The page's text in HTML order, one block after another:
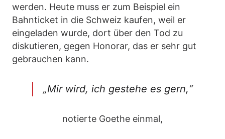
werden. Heute muss er zum Beispiel ein
Bahnticket in die Schweiz kaufen, weil er
eingeladen wurde, dort über den Tod zu
diskutieren, gegen Honorar, das er sehr gut
gebrauchen kann.
„Mir wird, ich gestehe es gern,“
notierte Goethe einmal,